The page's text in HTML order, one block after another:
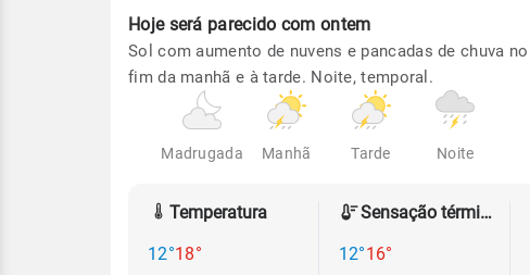
Hoje será parecido com ontem
Sol com aumento de nuvens e pancadas de chuva no
fim da manhã e à tarde. Noite, temporal.
Madrugada Manhã Tarde Noite
Temperatura
12°18°
Sensação térmica
12°16°